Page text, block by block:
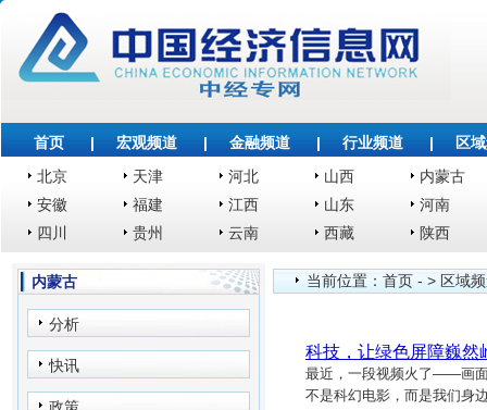
首页 | 宏观频道 | 金融频道 | 行业频道 |
区
北京
天津 河北 山西
内蒙古
安徽
福建 江西 山东
河南
四川
贵州 云南 西藏 陕西
内蒙古
分析
快讯
当前位置： 首页 - > 区域
科技，让绿色屏障巍然
最近，一段视频火了——画面
不是科幻电影，而是我们身